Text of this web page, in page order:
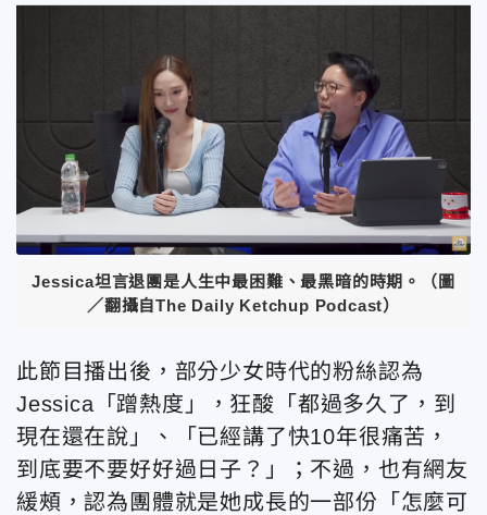
Jessica坦言退團是人生中最困難、最黑暗的時期。（圖
／翻攝自The Daily Ketchup Podcast）
此節目播出後，部分少女時代的粉絲認為
Jessica「蹭熱度」，狂酸「都過多久了，到
現在還在說」、「已經講了快10年很痛苦，
到底要不要好好過日子？」；不過，也有網友
緩頰，認為團體就是她成長的一部份「怎麼可